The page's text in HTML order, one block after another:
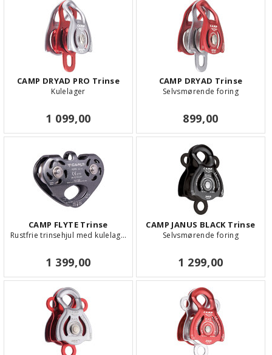
CAMP DRYAD PRO Trinse
Kulelager
1 099,00
CAMP DRYAD Trinse
Selvsmørende foring
899,00
CAMP FLYTE Trinse
Rustfrie trinsehjul med kulelager
1 399,00
CAMP JANUS BLACK Trinse
Selvsmørende foring
1 299,00